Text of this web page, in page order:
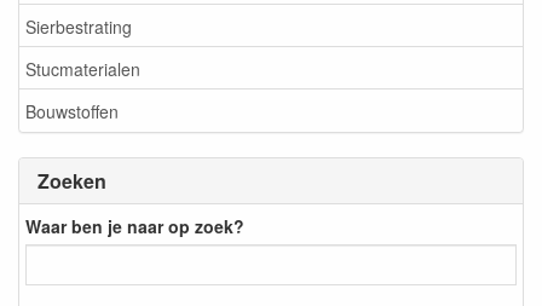
Sierbestrating
Stucmaterialen
Bouwstoffen
Zoeken
Waar ben je naar op zoek?